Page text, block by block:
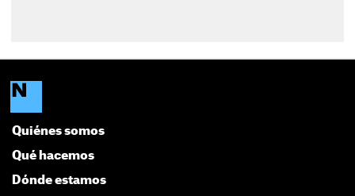
Quiénes somos
Qué hacemos
Dónde estamos